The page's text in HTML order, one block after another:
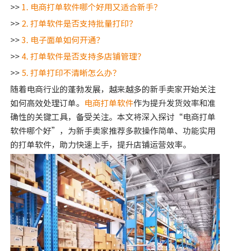
>> 1. 电商打单软件哪个好用又适合新手？
>> 2. 打单软件是否支持批量打印？
>>3. 电子面单如何开通？
>>4. 打单软件是否支持多店铺管理？
>> 5. 打单打印不清晰怎么办？
随着电商行业的蓬勃发展，越来越多的新手卖家开始关注
如何高效处理订单。 电商打单软件作为提升发货效率和准
确性的关键工具，备受关注。本文将深入探讨“电商打单
软件哪个好”，为新手卖家推荐多款操作简单、功能实用
的打单软件，助力快速上手，提升店铺运营效率。